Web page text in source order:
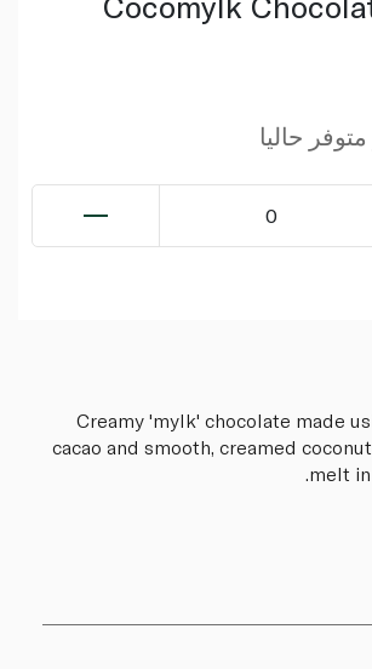
حاليا
0
Creamy 'mylk' chocolate made
cacao and smooth, creamed
melt